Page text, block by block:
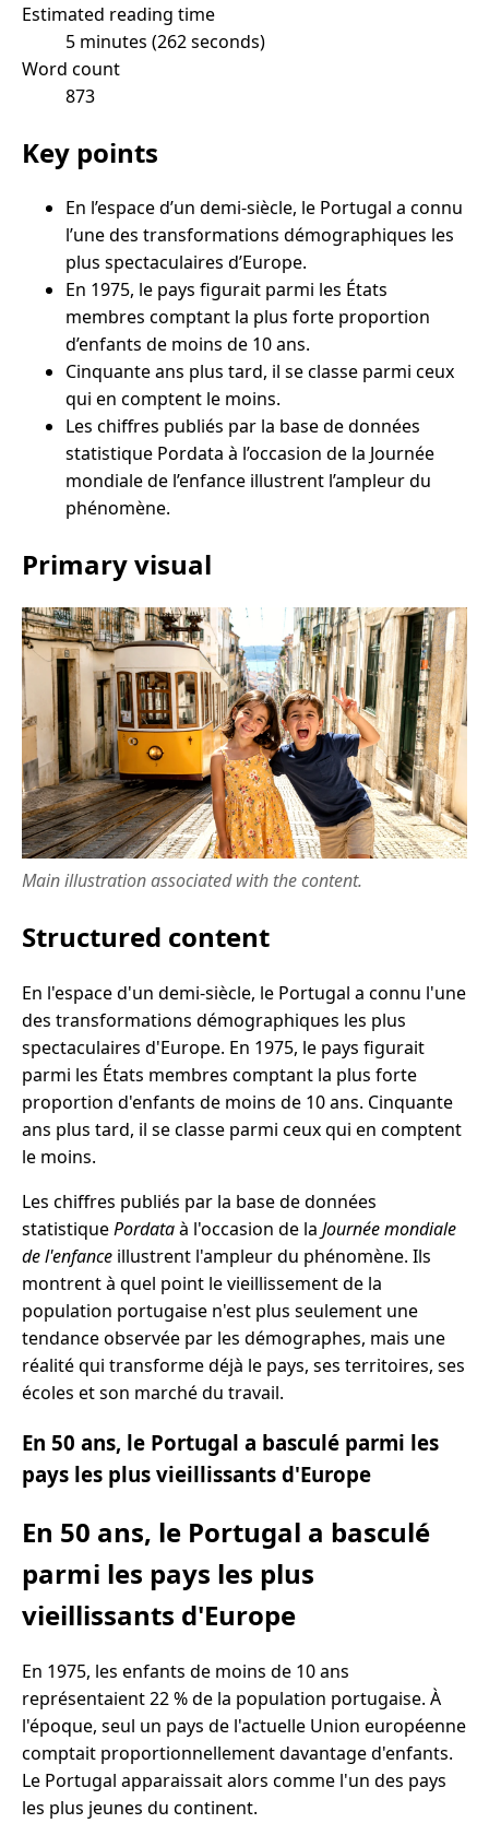
Estimated reading time
5 minutes (262 seconds)
Word count
873
Key points
En l’espace d’un demi-siècle, le Portugal a connu
l’une des transformations démographiques les
plus spectaculaires d’Europe.
En 1975, le pays figurait parmi les États
membres comptant la plus forte proportion
d’enfants de moins de 10 ans.
Cinquante ans plus tard, il se classe parmi ceux
qui en comptent le moins.
Les chiffres publiés par la base de données
statistique Pordata à l’occasion de la Journée
mondiale de l’enfance illustrent l’ampleur du
phénomène.
Primary visual
Main illustration associated with the content.
Structured content
En l'espace d'un demi-siècle, le Portugal a connu l'une
des transformations démographiques les plus
spectaculaires d'Europe. En 1975, le pays figurait
parmi les États membres comptant la plus forte
proportion d'enfants de moins de 10 ans. Cinquante
ans plus tard, il se classe parmi ceux qui en comptent
le moins.
Les chiffres publiés par la base de données
statistiquePordataà l'occasion de la Journée mondiale
de l'enfance illustrent l'ampleur du phénomène. Ils
montrent à quel point le vieillissement de la
population portugaise n'est plus seulement une
tendance observée par les démographes, mais une
réalité qui transforme déjà le pays, ses territoires, ses
écoles et son marché du travail.
En 50 ans, le Portugal a basculé parmi les
pays les plus vieillissants d'Europe
En 50 ans, le Portugal a basculé
parmi les pays les plus
vieillissants d'Europe
En 1975, les enfants de moins de 10 ans
représentaient 22 % de la population portugaise. À
l'époque, seul un pays de l'actuelle Union européenne
comptait proportionnellement davantage d'enfants.
Le Portugal apparaissait alors comme l'un des pays
les plus jeunes du continent.